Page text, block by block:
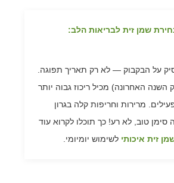
שמן זית לבריאות הלב:
על הבקבוק — לא רק תאריך תפוגה.
האחרונה) מכיל ריכוז גבוה יותר
מרירות וחריפות קלה בגרון
טוב, לא רע! כך תוכלו לקרוא עוד
זית איכותי לשימוש יומיומי.